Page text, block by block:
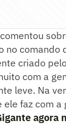
no comando
criado
com a
leve. Na
faz com a
agora